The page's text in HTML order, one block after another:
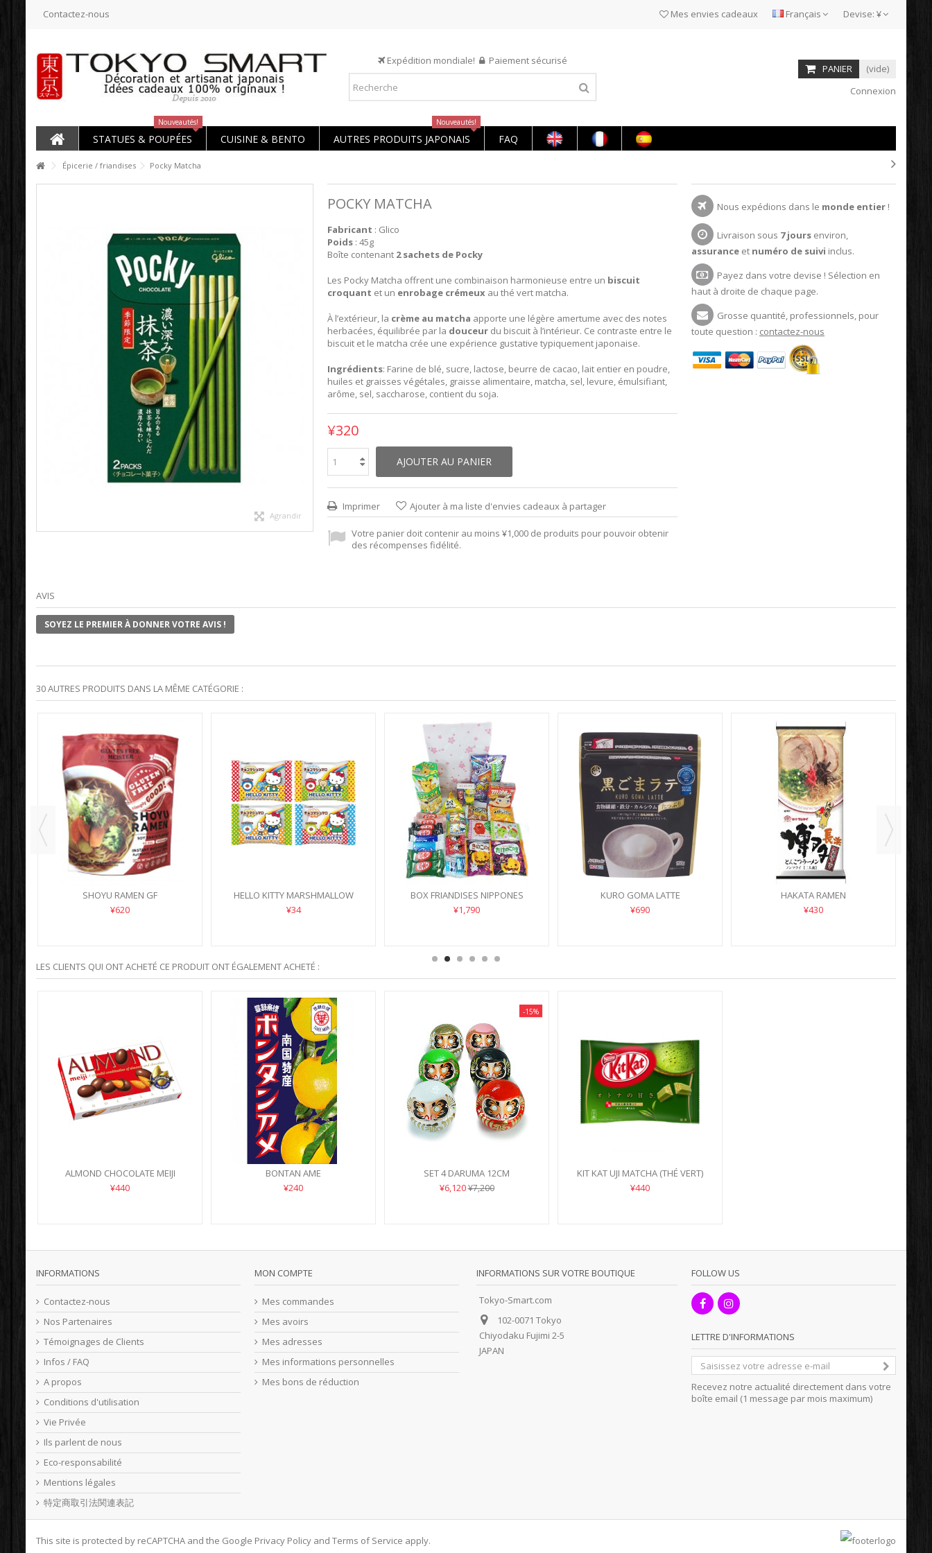
Devise: ¥
Français
Contactez-nous Mes envies cadeaux
Expédition mondiale! Paiement sécurisé
PANIER
(vide)
Connexion
STATUES & POUPÉES
Nouveautés!
CUISINE & BENTO AUTRES PRODUITS JAPONAIS
Nouveautés!
FAQ
Épicerie / friandises Pocky Matcha
Agrandir
POCKY MATCHA
Fabricant : Glico
Poids: 45g
Boîte contenant 2 sachets de Pocky
Les Pocky Matcha offrent une combinaison harmonieuse entre un biscuit
croquant et un enrobage crémeux au thé vert matcha.
À l’extérieur, la crème au matcha apporte une légère amertume avec des notes
herbacées, équilibrée par la douceurdu biscuit à l’intérieur. Ce contraste entre le
biscuit et le matcha crée une expérience gustative typiquement japonaise.
Ingrédients: Farine de blé, sucre, lactose, beurre de cacao, lait entier en poudre,
huiles et graisses végétales, graisse alimentaire, matcha, sel, levure, émulsifiant,
arôme, sel, saccharose, contient du soja.
¥320
AJOUTER AU PANIER
Imprimer Ajouter à ma liste d'envies cadeaux à partager
Votre panier doit contenir au moins ¥1,000 de produits pour pouvoir obtenir
des récompenses fidélité.
Nous expédions dans le monde entier!
Livraison sous 7 joursenviron,
assuranceet numéro de suivi inclus.
Payez dans votre devise ! Sélection en
haut à droite de chaque page.
Grosse quantité, professionnels, pour
toute question : contactez-nous
AVIS
SOYEZ LE PREMIER À DONNER VOTRE AVIS !
30 AUTRES PRODUITS DANS LA MÊME CATÉGORIE :
SHOYU RAMEN GF
¥620
HELLO KITTY MARSHMALLOW
¥34
BOX FRIANDISES NIPPONES
¥1,790
KURO GOMA LATTE
¥690
HAKATA RAMEN
¥430
LES CLIENTS QUI ONT ACHETÉ CE PRODUIT ONT ÉGALEMENT ACHETÉ :
ALMOND CHOCOLATE MEIJI
¥440
BONTAN AME
¥240
-15%
SET 4 DARUMA 12CM
¥6,120¥7,200
KIT KAT UJI MATCHA (THÉ VERT)
¥440
INFORMATIONS
Contactez-nous
Nos Partenaires
Témoignages de Clients
Infos / FAQ
A propos
Conditions d'utilisation
Vie Privée
Ils parlent de nous
Eco-responsabilité
Mentions légales
特定商取引法関連表記
MON COMPTE
Mes commandes
Mes avoirs
Mes adresses
Mes informations personnelles
Mes bons de réduction
INFORMATIONS SUR VOTRE BOUTIQUE
Tokyo-Smart.com
102-0071 Tokyo
Chiyodaku Fujimi 2-5
JAPAN
FOLLOW US
LETTRE D'INFORMATIONS
Recevez notre actualité directement dans votre
boîte email (1 message par mois maximum)
This site is protected by reCAPTCHA and the Google Privacy Policy and Terms of Service apply.